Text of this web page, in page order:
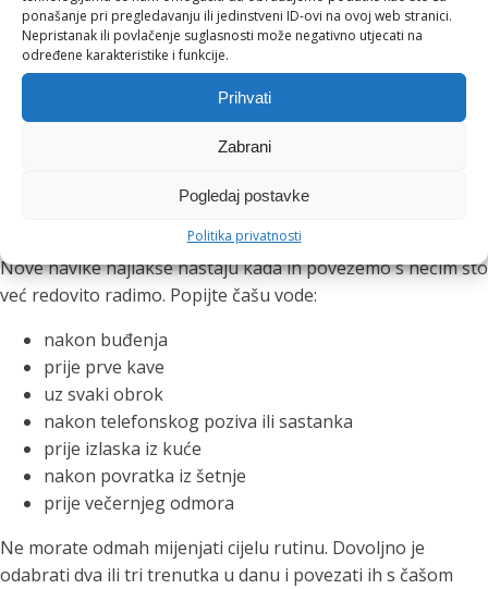
ponašanje pri pregledavanju ili jedinstveni ID-ovi na ovoj web stranici.
Nepristanak ili povlačenje suglasnosti može negativno utjecati na
određene karakteristike i funkcije.
Prihvati
Zabrani
Pogledaj postavke
Politika privatnosti
Ova navika posebno je korisna tijekom poslovnih ručkova,
večernjih druženja i toplih ljetnih dana. Čaša vode između
drugih pića pomaže nam usporiti, osvježiti se i lakše pratiti
koliko smo tekućine unijeli.
Mali podsjetnici koji stvaraju
velike navike
Nove navike najlakše nastaju kada ih povežemo s nečim što
već redovito radimo. Popijte čašu vode:
nakon buđenja
prije prve kave
uz svaki obrok
nakon telefonskog poziva ili sastanka
prije izlaska iz kuće
nakon povratka iz šetnje
prije večernjeg odmora
Ne morate odmah mijenjati cijelu rutinu. Dovoljno je
odabrati dva ili tri trenutka u danu i povezati ih s čašom